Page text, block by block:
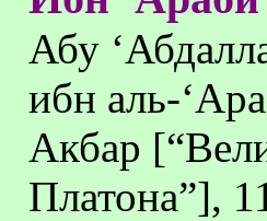
Абу
ибн аль-
Акбар
Платона”],